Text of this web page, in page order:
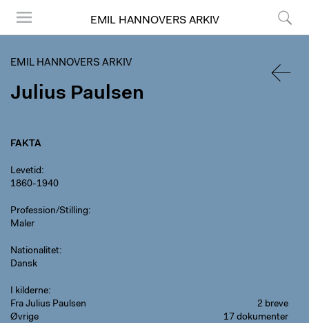
EMIL HANNOVERS ARKIV
EMIL HANNOVERS ARKIV
Julius Paulsen
FAKTA
Levetid
1860-1940
Profession/Stilling
Maler
Nationalitet
Dansk
I kilderne
Fra Julius Paulsen
2 breve
Øvrige
17 dokumenter